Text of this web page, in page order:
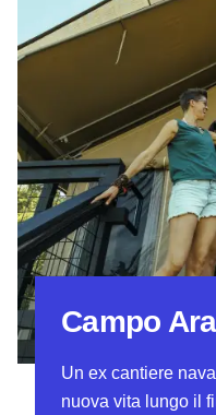
Campo
Un ex cantiere
nuova vita lungo il